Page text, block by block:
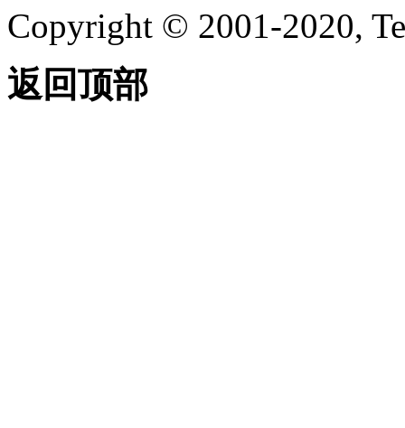
Copyright © 2001-2020,
返回顶部